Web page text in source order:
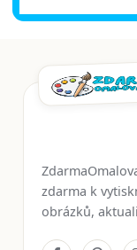
zdarma k
obrázků,